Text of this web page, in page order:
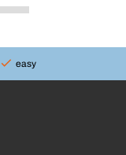
easy